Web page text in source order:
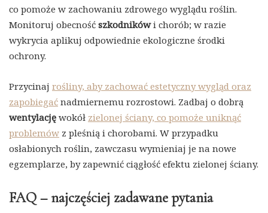
co pomoże w zachowaniu zdrowego wyglądu roślin.
Monitoruj obecność szkodnikówi chorób; w razie
wykrycia aplikuj odpowiednie ekologiczne środki
ochrony.
Przycinaj rośliny, aby zachować estetyczny wygląd oraz
zapobiegać nadmiernemu rozrostowi. Zadbaj o dobrą
wentylację wokół zielonej ściany, co pomoże uniknąć
problemów z pleśnią i chorobami. W przypadku
osłabionych roślin, zawczasu wymieniaj je na nowe
egzemplarze, by zapewnić ciągłość efektu zielonej ściany.
FAQ – najczęściej zadawane pytania